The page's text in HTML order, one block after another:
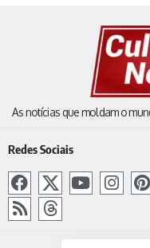
As notícias que moldam o
Redes Sociais